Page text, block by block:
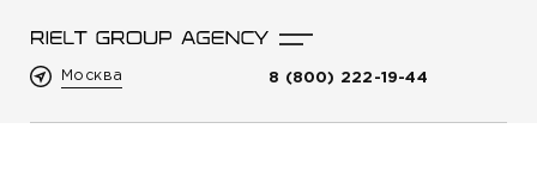
Москва 8 (800) 222-19-44